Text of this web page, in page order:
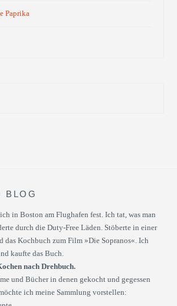
Paprika
BLOG
in Boston am Flughafen fest. Ich tat, was man
durch die Duty-Free Läden. Stöberte in einer
das Kochbuch zum Film »Die Sopranos«. Ich
kaufte das Buch.
nach Drehbuch.
und Bücher in denen gekocht und gegessen
ich meine Sammlung vorstellen: